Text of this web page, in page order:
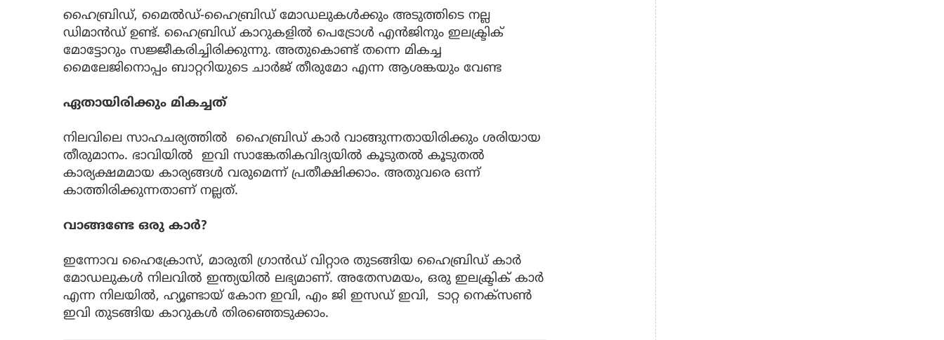
ഹൈബ്രിഡ്, മൈൽഡ്-ഹൈബ്രിഡ് മോഡലുകൾക്കും അടുത്തിടെ നല്ല
ഡിമാൻഡ് ഉണ്ട്. ഹൈബ്രിഡ് കാറുകളിൽ പെട്രോൾ എൻജിനും ഇലക്ട്രിക്
മോട്ടോറും സജ്ജീകരിച്ചിരിക്കുന്നു. അതുകൊണ്ട് തന്നെ മികച്ച
മൈലേജിനൊപ്പം ബാറ്ററിയുടെ ചാർജ് തീരുമോ എന്ന ആശങ്കയും വേണ്ട
ഏതായിരിക്കും മികച്ചത്
നിലവിലെ സാഹചര്യത്തിൽ ഹൈബ്രിഡ് കാർ വാങ്ങുന്നതായിരിക്കും ശരിയായ
തീരുമാനം. ഭാവിയിൽ ഇവി സാങ്കേതികവിദ്യയിൽ കൂടുതൽ കൂടുതൽ
കാര്യക്ഷമമായ കാര്യങ്ങൾ വരുമെന്ന് പ്രതീക്ഷിക്കാം. അതുവരെ ഒന്ന്
കാത്തിരിക്കുന്നതാണ് നല്ലത്.
വാങ്ങണ്ടേ ഒരു കാർ?
ഇന്നോവ ഹൈക്രോസ്, മാരുതി ഗ്രാൻഡ് വിറ്റാര തുടങ്ങിയ ഹൈബ്രിഡ് കാർ
മോഡലുകൾ നിലവിൽ ഇന്ത്യയിൽ ലഭ്യമാണ്. അതേസമയം, ഒരു ഇലക്ട്രിക് കാർ
എന്ന നിലയിൽ, ഹ്യൂണ്ടായ് കോന ഇവി, എം ജി ഇസഡ് ഇവി, ടാറ്റ നെക്സൺ
ഇവി തുടങ്ങിയ കാറുകൾ തിരഞ്ഞെടുക്കാം.